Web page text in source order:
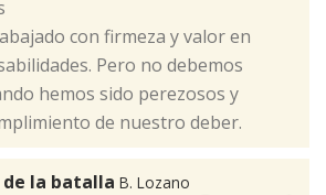
con firmeza y valor en
Pero no debemos
hemos sido perezosos y
de nuestro deber.​
de la batalla B. Lozano